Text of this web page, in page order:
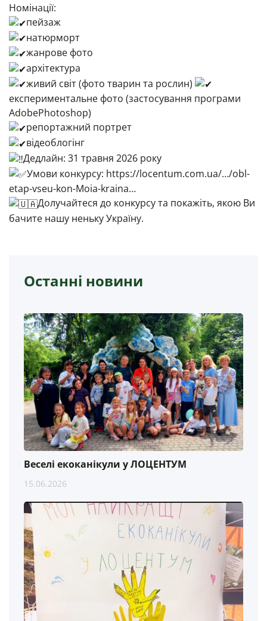
Номінації:
пейзаж
натюрморт
жанрове фото
архітектура
живий світ (фото тварин та рослин)
експериментальне фото (застосування програми
АdobePhotoshop)
репортажний портрет
відеоблогінг
Дедлайн: 31 травня 2026 року
Умови конкурсу: https://locentum.com.ua/…/obl-
etap-vseu-kon-Moia-kraina…
Долучайтеся до конкурсу та покажіть, якою Ви
бачите нашу неньку Україну.
Останні новини
Веселі екоканікули у ЛОЦЕНТУМ
15.06.2026